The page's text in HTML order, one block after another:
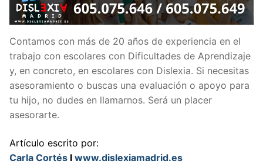
Contamos con más de 20 años de experiencia en el
trabajo con escolares con Dificultades de Aprendizaje
y, en concreto, en escolares con Dislexia. Si necesitas
asesoramiento o buscas una evaluación o apoyo para
tu hijo, no dudes en llamarnos. Será un placer
asesorarte.
Artículo escrito por:
Carla Cortés I www.dislexiamadrid.es